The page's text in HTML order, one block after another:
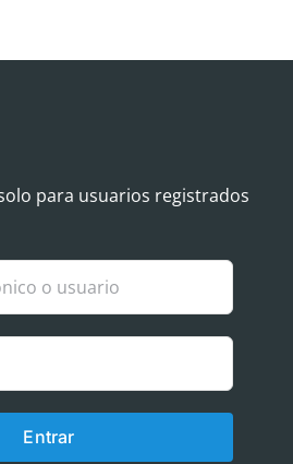
para usuarios registrados
Entrar